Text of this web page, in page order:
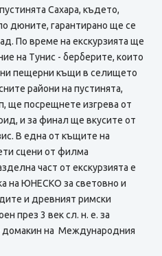
Сахара, където,
дюните, гарантирано ще се
По време на екскурзията ще
на Тунис - берберите, които
пещерни къщи в селището
райони на пустинята,
ще посрещнете изгрева от
и за финал ще вкусите от
В една от къщите на
сцени от филма
част от екскурзията е
на ЮНЕСКО за световно и
и древният римски
през 3 век сл. н. е. за
домакин на Международния